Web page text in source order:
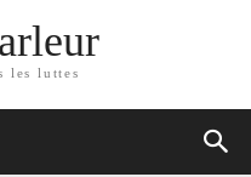
les luttes